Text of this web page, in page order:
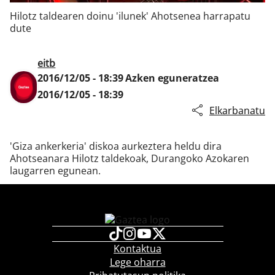
Hilotz taldearen doinu 'ilunek' Ahotsenea harrapatu
dute
eitb
2016/12/05 - 18:39Azken eguneratzea
2016/12/05 - 18:39
Elkarbanatu
'Giza ankerkeria' diskoa aurkeztera heldu dira
Ahotseanara Hilotz taldekoak, Durangoko Azokaren
laugarren egunean.
Kontaktua
Lege oharra